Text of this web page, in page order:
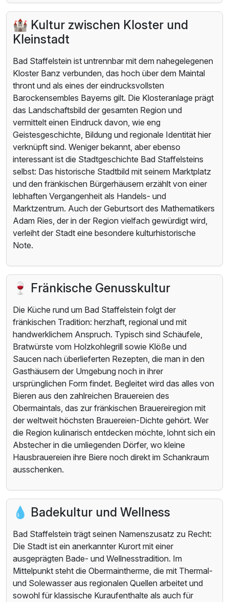
🏰 Kultur zwischen Kloster und
Kleinstadt
Bad Staffelstein ist untrennbar mit dem nahegelegenen
Kloster Banz verbunden, das hoch über dem Maintal
thront und als eines der eindrucksvollsten
Barockensembles Bayerns gilt. Die Klosteranlage prägt
das Landschaftsbild der gesamten Region und
vermittelt einen Eindruck davon, wie eng
Geistesgeschichte, Bildung und regionale Identität hier
verknüpft sind. Weniger bekannt, aber ebenso
interessant ist die Stadtgeschichte Bad Staffelsteins
selbst: Das historische Stadtbild mit seinem Marktplatz
und den fränkischen Bürgerhäusern erzählt von einer
lebhaften Vergangenheit als Handels- und
Marktzentrum. Auch der Geburtsort des Mathematikers
Adam Ries, der in der Region vielfach gewürdigt wird,
verleiht der Stadt eine besondere kulturhistorische
Note.
🍷 Fränkische Genusskultur
Die Küche rund um Bad Staffelstein folgt der
fränkischen Tradition: herzhaft, regional und mit
handwerklichem Anspruch. Typisch sind Schäufele,
Bratwürste vom Holzkohlegrill sowie Klöße und
Saucen nach überlieferten Rezepten, die man in den
Gasthäusern der Umgebung noch in ihrer
ursprünglichen Form findet. Begleitet wird das alles von
Bieren aus den zahlreichen Brauereien des
Obermaintals, das zur fränkischen Brauereiregion mit
der weltweit höchsten Brauereien-Dichte gehört. Wer
die Region kulinarisch entdecken möchte, lohnt sich ein
Abstecher in die umliegenden Dörfer, wo kleine
Hausbrauereien ihre Biere noch direkt im Schankraum
ausschenken.
💧 Badekultur und Wellness
Bad Staffelstein trägt seinen Namenszusatz zu Recht:
Die Stadt ist ein anerkannter Kurort mit einer
ausgeprägten Bade- und Wellnesstradition. Im
Mittelpunkt steht die Obermaintherme, die mit Thermal-
und Solewasser aus regionalen Quellen arbeitet und
sowohl für klassische Kuraufenthalte als auch für